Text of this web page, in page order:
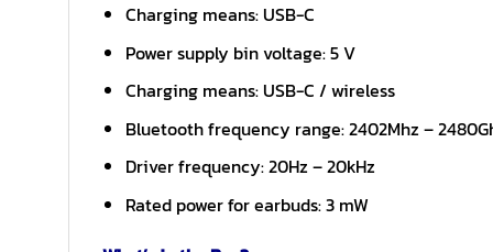
Charging means: USB-C
Power supply bin voltage: 5 V
Charging means: USB-C / wireless
Bluetooth frequency range: 2402Mhz –
Driver frequency: 20Hz – 20kHz
Rated power for earbuds: 3 mW